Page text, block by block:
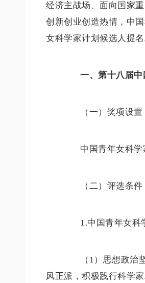
经济主战场、面向国家
创新创业创造热情，中
女科学家计划候选人提
一、第十八届
（一）奖项设置
中国青年女科学
（二）评选条件
1.中国青年女科
（1）思想政治坚
风正派，积极践行科学家